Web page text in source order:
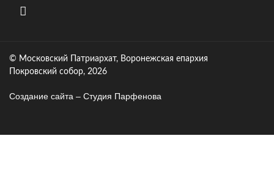
© Московский Патриархат, Воронежcкая епархия
Покровский собор, 2026
Создание сайта – Cтудия Парфенова